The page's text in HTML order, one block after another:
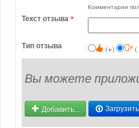
Комментарии
Текст отзыва*
Тип отзыва (+) (
Вы можете
Добавить...